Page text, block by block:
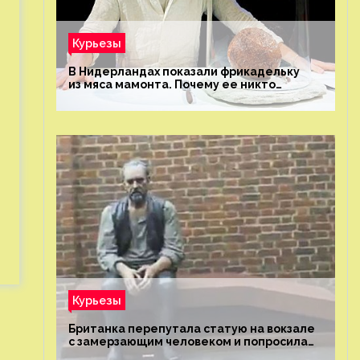
Курьезы
В Нидерландах показали фрикадельку
из мяса мамонта. Почему ее никто
Курьезы
Британка перепутала статую на вокзале
с замерзающим человеком и попросила
о помощи